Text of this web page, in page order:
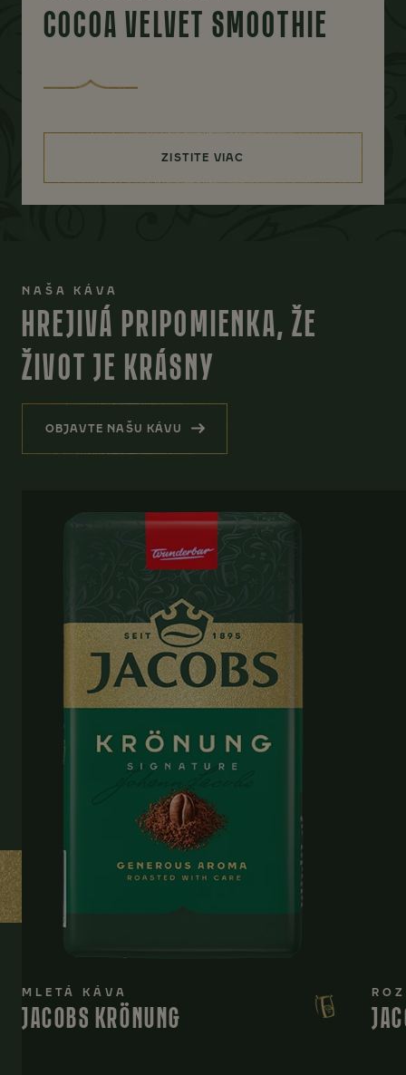
COCOA VELVET SMOOTHIE
ZISTITE VIAC
NAŠA KÁVA
HREJIVÁ PRIPOMIENKA, ŽE
ŽIVOT JE KRÁSNY
OBJAVTE NAŠU KÁVU
MLETÁ KÁVA
JACOBS KRÖNUNG